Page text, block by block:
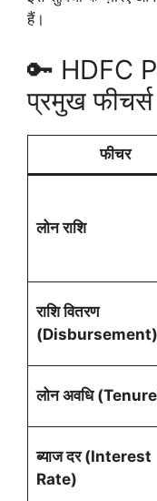
हैं।
🔑 HDFC
प्रमुख फीचर्स
फीचर
लोन राशि
राशि वितरण
(Disbursement)
लोन अवधि
ब्याज दर (Interest
Rate)